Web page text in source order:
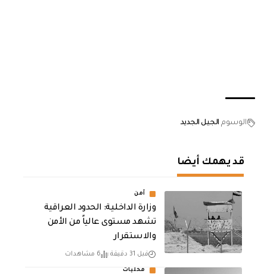
الوسوم الجيل الجديد
قد يهمك أيضا
أمن
وزارة الداخلية: الحدود العراقية
تشهد مستوى عالياً من الأمن
والاستقرار
قبل 31 دقيقة 6 مشاهدات
محليات